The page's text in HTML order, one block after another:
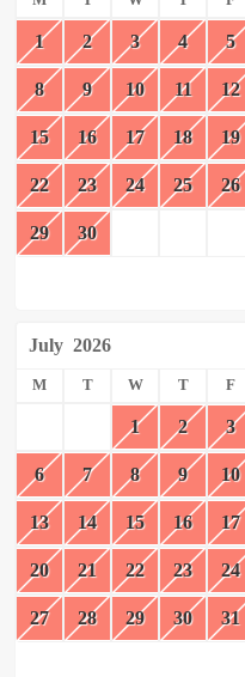
1 2 3 4 5
8 9 10 11 12
15 16 17 18 19
22 23 24 25 26
29 30
July 2026
M T W T F
1 2 3
6 7 8 9 10
13 14 15 16 17
20 21 22 23 24
27 28 29 30 31